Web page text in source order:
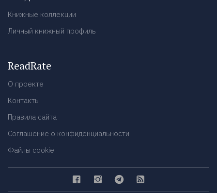
Книжные коллекции
Личный книжный профиль
ReadRate
О проекте
Контакты
Правила сайта
Соглашение о конфиденциальности
Файлы cookie